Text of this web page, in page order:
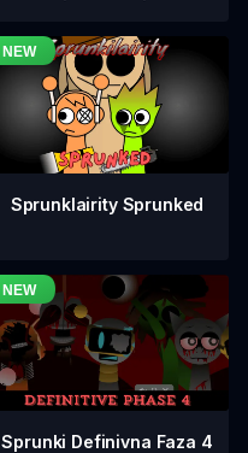
Sprunklairity Sprunked
Sprunki Definivna Faza 4